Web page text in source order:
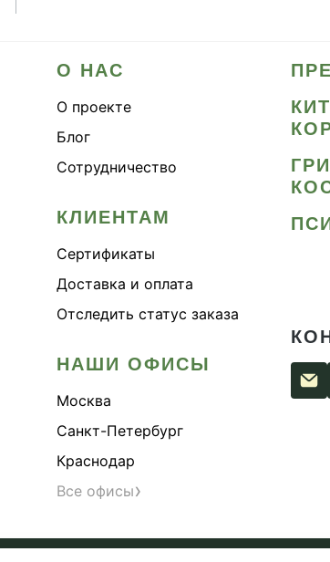
О НАС
О проекте
Блог
Сотрудничество
КЛИЕНТАМ
Сертификаты
Доставка и оплата
Отследить статус заказа
НАШИ ОФИСЫ
Москва
Санкт-Петербург
Краснодар
Все офисы›